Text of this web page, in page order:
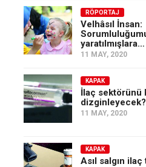
RÖPORTAJ
Velhâsıl İnsan:
yaratılmışlara…
11 MAY, 2020
KAPAK
İlaç sektörünü
dizginleyecek?
11 MAY, 2020
KAPAK
Asıl salgın